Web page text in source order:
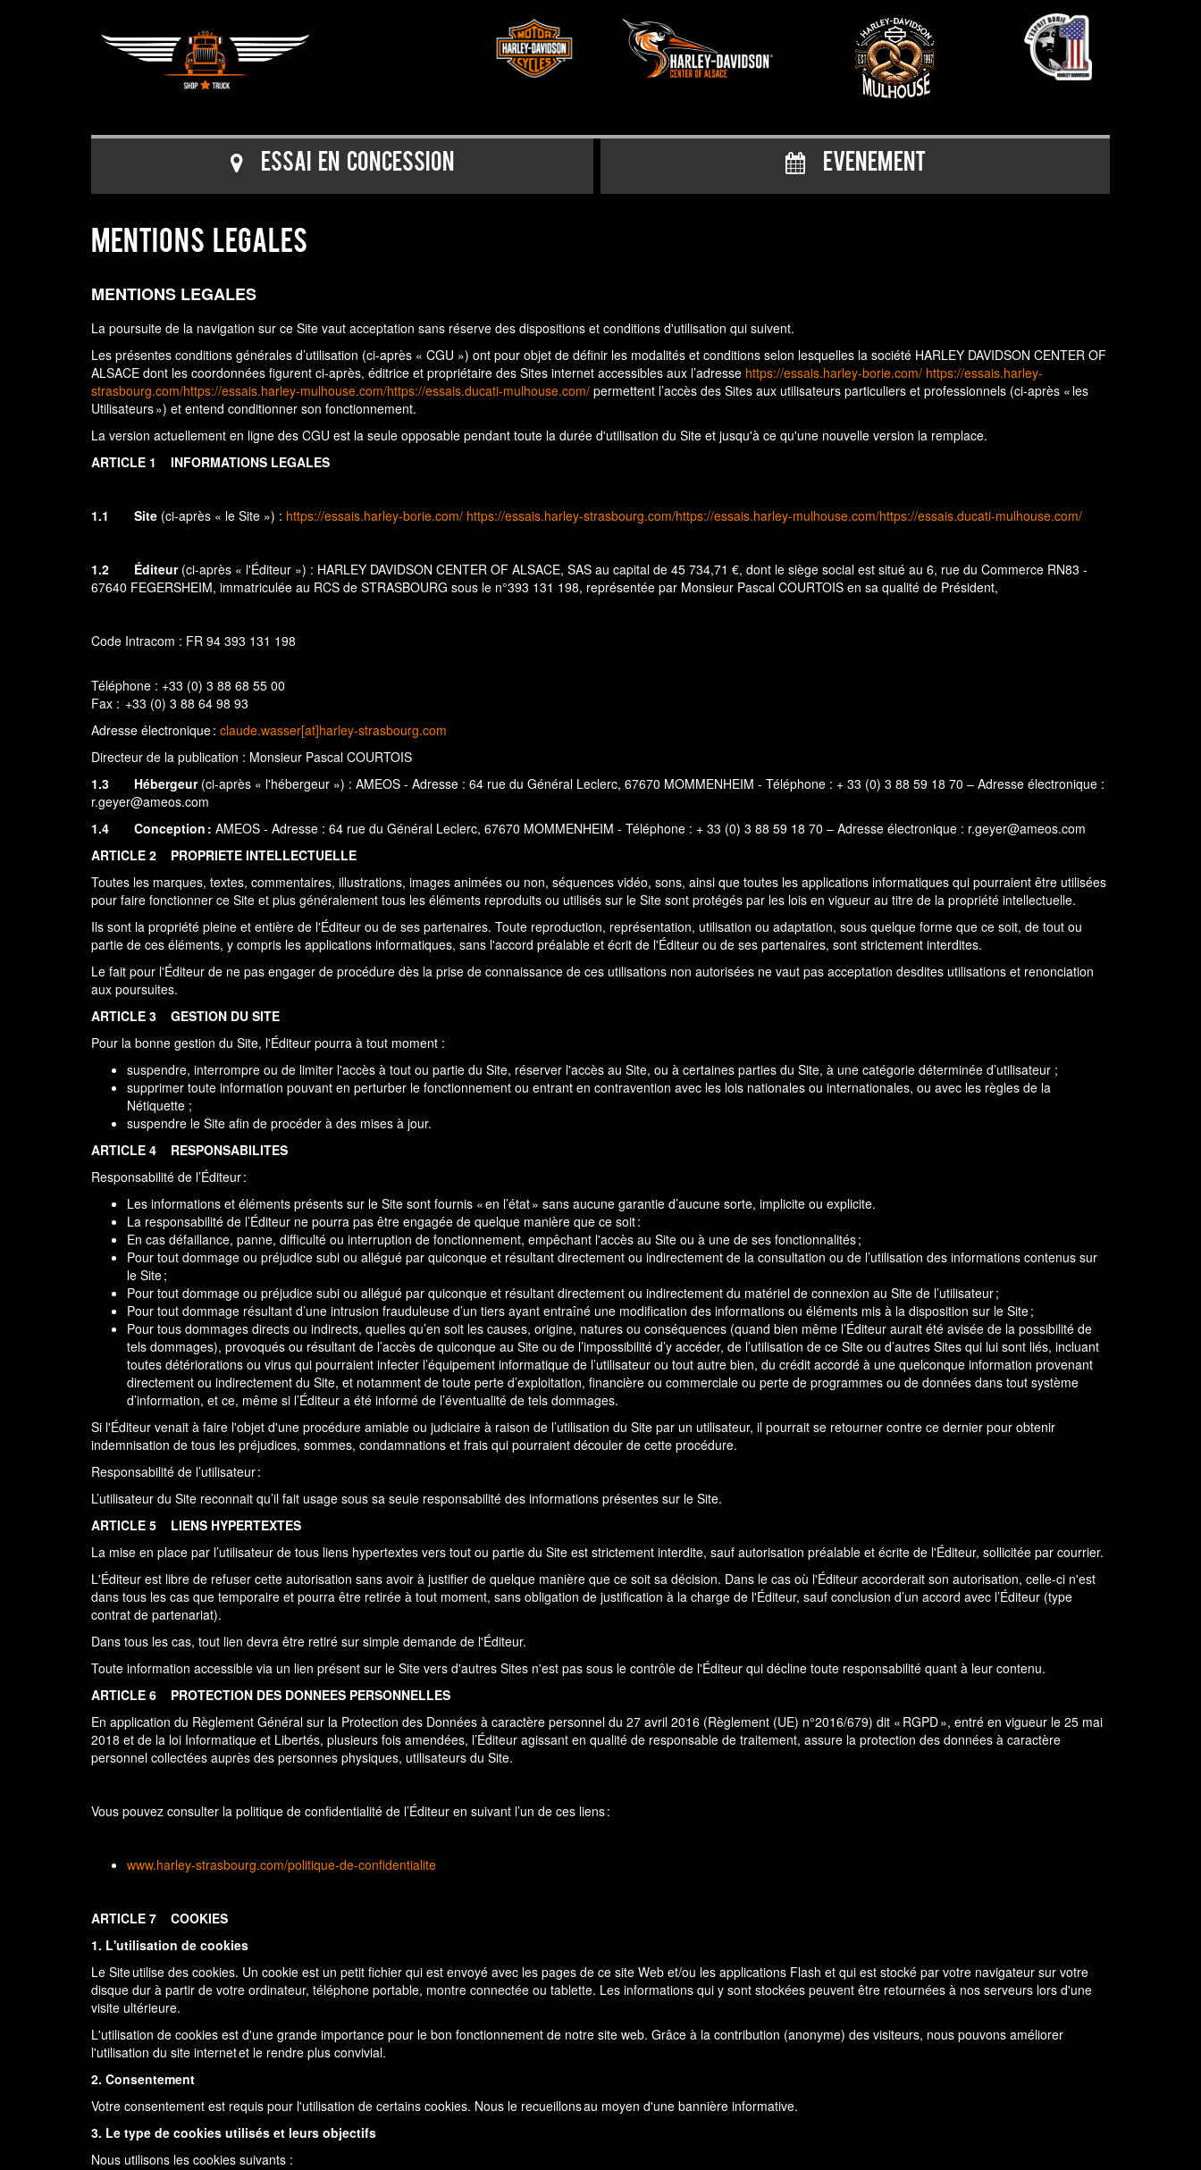
Essai en concession Evenement
MENTIONS LEGALES
MENTIONS LEGALES
La poursuite de la navigation sur ce Site vaut acceptation sans réserve des dispositions et conditions d'utilisation qui suivent.
Les présentes conditions générales d’utilisation (ci-après « CGU ») ont pour objet de définir les modalités et conditions selon lesquelles la société HARLEY DAVIDSON CENTER OF
ALSACE dont les coordonnées figurent ci-après, éditrice et propriétaire des Sites internet accessibles aux l’adresse https://essais.harley-borie.com/ https://essais.harley-
strasbourg.com/https://essais.harley-mulhouse.com/https://essais.ducati-mulhouse.com/ permettent l’accès des Sites aux utilisateurs particuliers et professionnels (ci-après « les
Utilisateurs ») et entend conditionner son fonctionnement.
La version actuellement en ligne des CGU est la seule opposable pendant toute la durée d'utilisation du Site et jusqu'à ce qu'une nouvelle version la remplace.
ARTICLE 1
INFORMATIONS LEGALES
1.1 Site (ci-après « le Site ») : https://essais.harley-borie.com/ https://essais.harley-strasbourg.com/https://essais.harley-mulhouse.com/https://essais.ducati-mulhouse.com/
1.2 Éditeur(ci-après « l'Éditeur ») : HARLEY DAVIDSON CENTER OF ALSACE, SAS au capital de 45 734,71 €, dont le siège social est situé au 6, rue du Commerce RN83 -
67640 FEGERSHEIM, immatriculée au RCS de STRASBOURG sous le n°393 131 198, représentée par Monsieur Pascal COURTOIS en sa qualité de Président,
Code Intracom : FR 94 393 131 198
Téléphone : +33 (0) 3 88 68 55 00
Fax : +33 (0) 3 88 64 98 93
Adresse électronique : claude.wasser[at]harley-strasbourg.com
Directeur de la publication : Monsieur Pascal COURTOIS
1.3
Hébergeur(ci-après « l'hébergeur ») : AMEOS - Adresse : 64 rue du Général Leclerc, 67670 MOMMENHEIM - Téléphone : + 33 (0) 3 88 59 18 70 – Adresse électronique :
r.geyer@ameos.com
1.4
Conception : AMEOS - Adresse : 64 rue du Général Leclerc, 67670 MOMMENHEIM - Téléphone : + 33 (0) 3 88 59 18 70 – Adresse électronique : r.geyer@ameos.com
ARTICLE 2
PROPRIETE INTELLECTUELLE
Toutes les marques, textes, commentaires, illustrations, images animées ou non, séquences vidéo, sons, ainsi que toutes les applications informatiques qui pourraient être utilisées
pour faire fonctionner ce Site et plus généralement tous les éléments reproduits ou utilisés sur le Site sont protégés par les lois en vigueur au titre de la propriété intellectuelle.
Ils sont la propriété pleine et entière de l'Éditeur ou de ses partenaires. Toute reproduction, représentation, utilisation ou adaptation, sous quelque forme que ce soit, de tout ou
partie de ces éléments, y compris les applications informatiques, sans l'accord préalable et écrit de l'Éditeur ou de ses partenaires, sont strictement interdites.
Le fait pour l'Éditeur de ne pas engager de procédure dès la prise de connaissance de ces utilisations non autorisées ne vaut pas acceptation desdites utilisations et renonciation
aux poursuites.
ARTICLE 3
GESTION DU SITE
Pour la bonne gestion du Site, l'Éditeur pourra à tout moment :
suspendre, interrompre ou de limiter l'accès à tout ou partie du Site, réserver l'accès au Site, ou à certaines parties du Site, à une catégorie déterminée d’utilisateur ;
supprimer toute information pouvant en perturber le fonctionnement ou entrant en contravention avec les lois nationales ou internationales, ou avec les règles de la
Nétiquette ;
suspendre le Site afin de procéder à des mises à jour.
ARTICLE 4
RESPONSABILITES
Responsabilité de l’Éditeur :
Les informations et éléments présents sur le Site sont fournis « en l’état » sans aucune garantie d’aucune sorte, implicite ou explicite.
La responsabilité de l’Éditeur ne pourra pas être engagée de quelque manière que ce soit :
En cas défaillance, panne, difficulté ou interruption de fonctionnement, empêchant l'accès au Site ou à une de ses fonctionnalités ;
Pour tout dommage ou préjudice subi ou allégué par quiconque et résultant directement ou indirectement de la consultation ou de l’utilisation des informations contenus sur
le Site ;
Pour tout dommage ou préjudice subi ou allégué par quiconque et résultant directement ou indirectement du matériel de connexion au Site de l’utilisateur ;
Pour tout dommage résultant d’une intrusion frauduleuse d’un tiers ayant entraîné une modification des informations ou éléments mis à la disposition sur le Site ;
Pour tous dommages directs ou indirects, quelles qu’en soit les causes, origine, natures ou conséquences (quand bien même l’Éditeur aurait été avisée de la possibilité de
tels dommages), provoqués ou résultant de l’accès de quiconque au Site ou de l’impossibilité d’y accéder, de l’utilisation de ce Site ou d’autres Sites qui lui sont liés, incluant
toutes détériorations ou virus qui pourraient infecter l’équipement informatique de l’utilisateur ou tout autre bien, du crédit accordé à une quelconque information provenant
directement ou indirectement du Site, et notamment de toute perte d’exploitation, financière ou commerciale ou perte de programmes ou de données dans tout système
d’information, et ce, même si l’Éditeur a été informé de l’éventualité de tels dommages.
Si l'Éditeur venait à faire l'objet d'une procédure amiable ou judiciaire à raison de l’utilisation du Site par un utilisateur, il pourrait se retourner contre ce dernier pour obtenir
indemnisation de tous les préjudices, sommes, condamnations et frais qui pourraient découler de cette procédure.
Responsabilité de l’utilisateur :
L’utilisateur du Site reconnait qu’il fait usage sous sa seule responsabilité des informations présentes sur le Site.
ARTICLE 5
LIENS HYPERTEXTES
La mise en place par l’utilisateur de tous liens hypertextes vers tout ou partie du Site est strictement interdite, sauf autorisation préalable et écrite de l'Éditeur, sollicitée par courrier.
L'Éditeur est libre de refuser cette autorisation sans avoir à justifier de quelque manière que ce soit sa décision. Dans le cas où l'Éditeur accorderait son autorisation, celle-ci n'est
dans tous les cas que temporaire et pourra être retirée à tout moment, sans obligation de justification à la charge de l'Éditeur, sauf conclusion d’un accord avec l’Éditeur (type
contrat de partenariat).
Dans tous les cas, tout lien devra être retiré sur simple demande de l'Éditeur.
Toute information accessible via un lien présent sur le Site vers d'autres Sites n'est pas sous le contrôle de l'Éditeur qui décline toute responsabilité quant à leur contenu.
ARTICLE 6
PROTECTION DES DONNEES PERSONNELLES
En application du Règlement Général sur la Protection des Données à caractère personnel du 27 avril 2016 (Règlement (UE) n°2016/679) dit « RGPD », entré en vigueur le 25 mai
2018 et de la loi Informatique et Libertés, plusieurs fois amendées, l’Éditeur agissant en qualité de responsable de traitement, assure la protection des données à caractère
personnel collectées auprès des personnes physiques, utilisateurs du Site.
Vous pouvez consulter la politique de confidentialité de l’Éditeur en suivant l’un de ces liens :
www.harley-strasbourg.com/politique-de-confidentialite
ARTICLE 7
COOKIES
1. L'utilisation de cookies
Le Site utilise des cookies. Un cookie est un petit fichier qui est envoyé avec les pages de ce site Web et/ou les applications Flash et qui est stocké par votre navigateur sur votre
disque dur à partir de votre ordinateur, téléphone portable, montre connectée ou tablette. Les informations qui y sont stockées peuvent être retournées à nos serveurs lors d'une
visite ultérieure.
L'utilisation de cookies est d'une grande importance pour le bon fonctionnement de notre site web. Grâce à la contribution (anonyme) des visiteurs, nous pouvons améliorer
l'utilisation du site internet et le rendre plus convivial.
2. Consentement
Votre consentement est requis pour l'utilisation de certains cookies. Nous le recueillons au moyen d'une bannière informative.
3. Le type de cookies utilisés et leurs objectifs
Nous utilisons les cookies suivants :